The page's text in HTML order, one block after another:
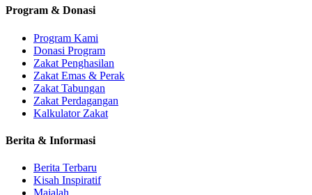
Program & Donasi
Program Kami
Donasi Program
Zakat Penghasilan
Zakat Emas & Perak
Zakat Tabungan
Zakat Perdagangan
Kalkulator Zakat
Berita & Informasi
Berita Terbaru
Kisah Inspiratif